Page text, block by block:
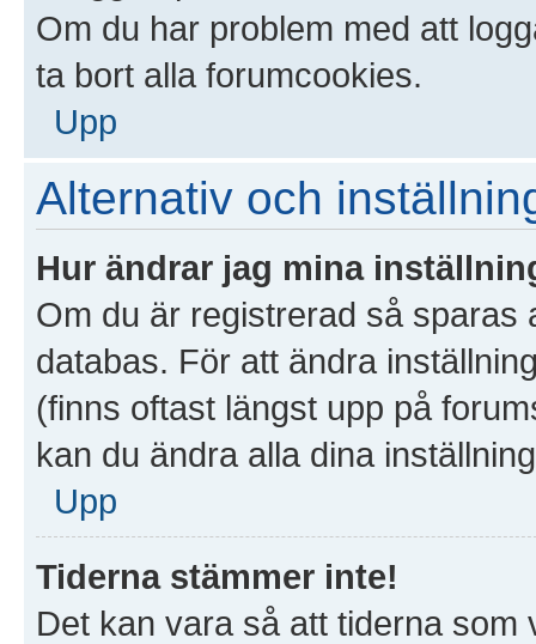
Om du har problem med att
ta bort alla forumcookies.
Upp
Alternativ och
Hur ändrar jag mina
Om du är registrerad så sparas
databas. För att ändra
(finns oftast längst upp på
kan du ändra alla dina
Upp
Tiderna stämmer inte!
Det kan vara så att tiderna